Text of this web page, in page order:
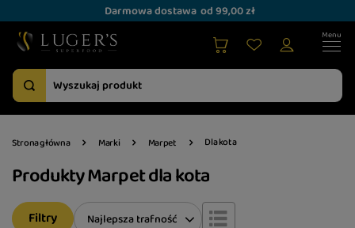
Darmowa dostawa od 99,00 zł
Strona główna Marki Marpet Dla kota
Produkty Marpet dla kota
Zmień sortowanie
Najlepsza trafność
Filtry